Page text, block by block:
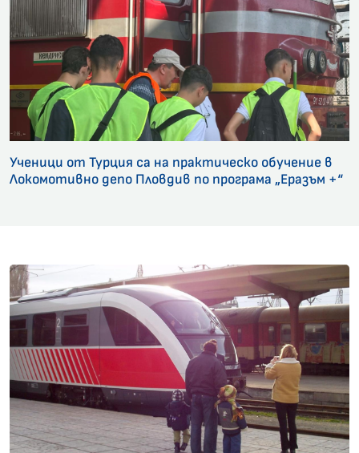
Ученици от Турция са на практическо обучение в
Локомотивно депо Пловдив по програма „Еразъм +“